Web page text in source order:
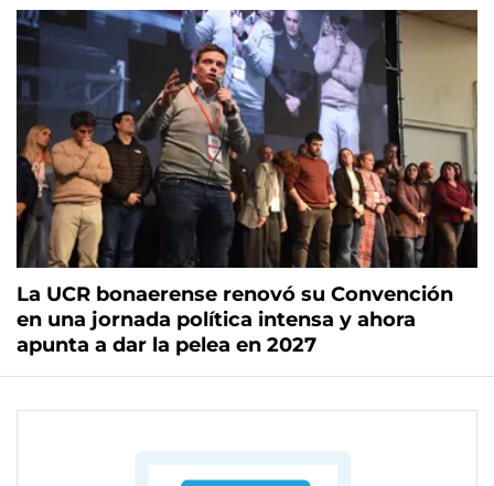
La UCR bonaerense renovó su Convención
en una jornada política intensa y ahora
apunta a dar la pelea en 2027